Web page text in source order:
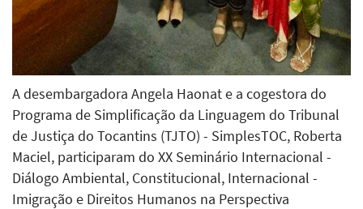
A desembargadora Angela Haonat e a cogestora do
Programa de Simplificação da Linguagem do Tribunal
de Justiça do Tocantins (TJTO) - SimplesTOC, Roberta
Maciel, participaram do XX Seminário Internacional -
Diálogo Ambiental, Constitucional, Internacional -
Imigração e Direitos Humanos na Perspectiva